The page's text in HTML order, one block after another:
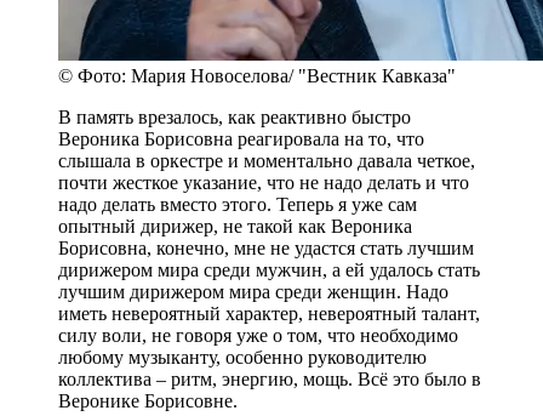
© Фото: Мария Новоселова/ "Вестник Кавказа"
В память врезалось, как реактивно быстро
Вероника Борисовна реагировала на то, что
слышала в оркестре и моментально давала четкое,
почти жесткое указание, что не надо делать и что
надо делать вместо этого. Теперь я уже сам
опытный дирижер, не такой как Вероника
Борисовна, конечно, мне не удастся стать лучшим
дирижером мира среди мужчин, а ей удалось стать
лучшим дирижером мира среди женщин. Надо
иметь невероятный характер, невероятный талант,
силу воли, не говоря уже о том, что необходимо
любому музыканту, особенно руководителю
коллектива – ритм, энергию, мощь. Всё это было в
Веронике Борисовне.